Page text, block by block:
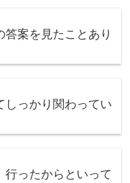
案を見たことあり
しっかり関わってい
行ったからといって